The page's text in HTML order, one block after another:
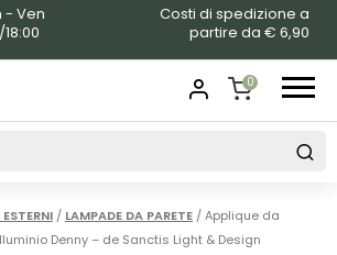
- Ven
Costi di spedizione a
partire da € 6,90
0
SHOPPING
/ LAMPADE DA PARETE / Applique da
Denny – de Sanctis Light & Design